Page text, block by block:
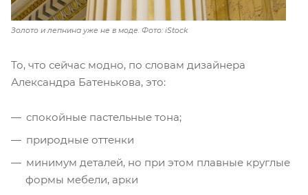
Золото и лепнина уже не в моде. Фото: iStock
То, что сейчас модно, по словам дизайнера
Александра Батенькова, это:
спокойные пастельные тона;
природные оттенки
минимум деталей, но при этом плавные круглые
формы мебели, арки